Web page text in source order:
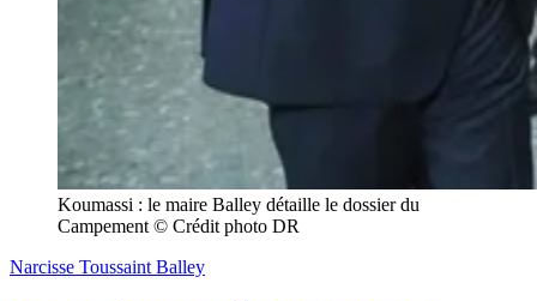
Koumassi : le maire Balley détaille le dossier du
Campement © Crédit photo DR
Narcisse Toussaint Balley